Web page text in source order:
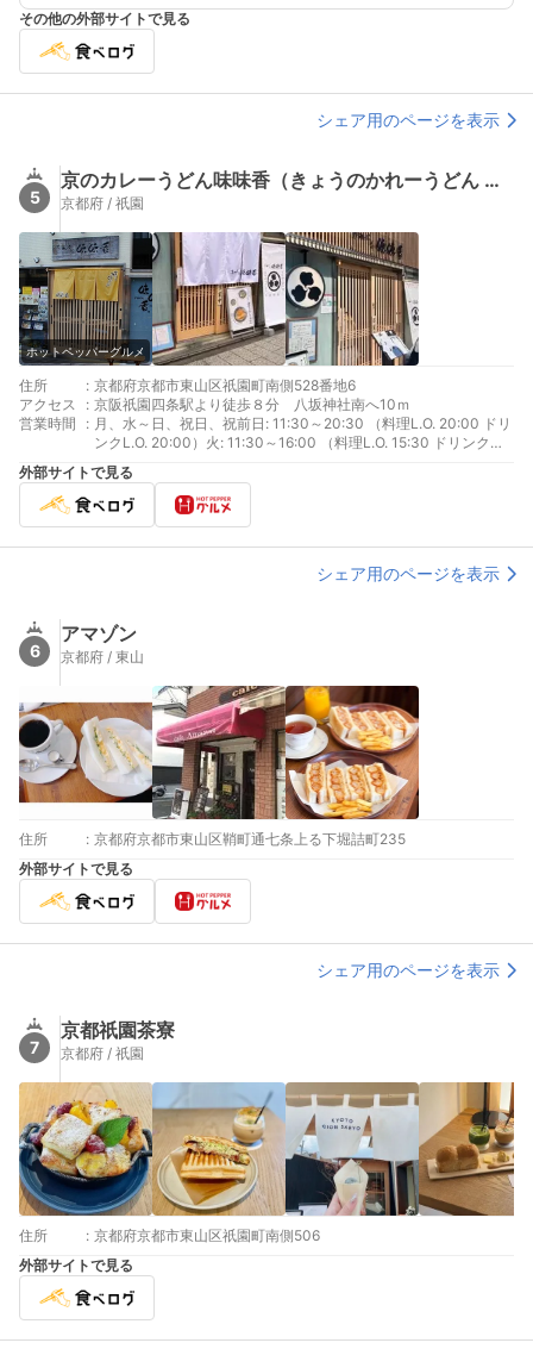
その他の外部サイトで見る
シェア用のページを表示
5
京のカレーうどん味味香（きょうのかれーうどん みみこう）
京都府 / 祇園
ホットペッパーグルメ
住所 : 京都府京都市東山区祇園町南側528番地6
アクセス
: 京阪祇園四条駅より徒歩８分 八坂神社南へ10ｍ
営業時間
: 月、水～日、祝日、祝前日: 11:30～20:30 （料理L.O. 20:00 ドリ
ンクL.O. 20:00）火: 11:30～16:00 （料理L.O. 15:30 ドリンク
L.O. 15:30）
外部サイトで見る
シェア用のページを表示
6
アマゾン
京都府 / 東山
住所 : 京都府京都市東山区鞘町通七条上る下堀詰町235
外部サイトで見る
シェア用のページを表示
7
京都祇園茶寮
京都府 / 祇園
住所 : 京都府京都市東山区祇園町南側506
外部サイトで見る